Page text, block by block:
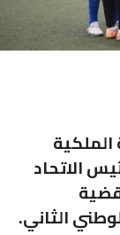
الملكية
الاتحاد
الثاني.